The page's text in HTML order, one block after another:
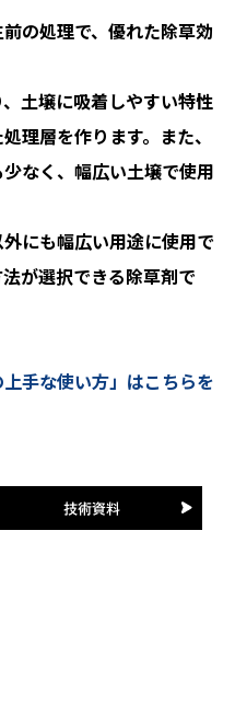
の処理で、優れた除草効
土壌に吸着しやすい特性
理層を作ります。また、
なく、幅広い土壌で使用
にも幅広い用途に使用で
が選択できる除草剤で
手な使い方」はこちらを